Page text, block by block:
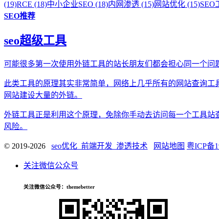
(19)RCE (18)中小企业SEO (18)内网渗透 (15)网站优化 (15)SEO
SEO推荐
seo超级工具
可能很多第一次使用外链工具的站长朋友们都会担心同一个
此类工具的原理其实非常简单，网络上几乎所有的网站查询
网站建设大量的外链。
外链工具正是利用这个原理，免除你手动去访问每一个工具
风险。
© 2019-2026 seo优化_前端开发_渗透技术 网站地图 粤ICP备
关注微信公众号
关注微信公众号：themebetter